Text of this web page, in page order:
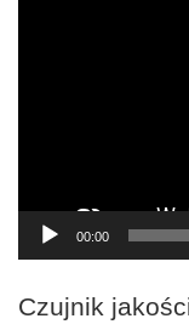
00:00
Czujnik